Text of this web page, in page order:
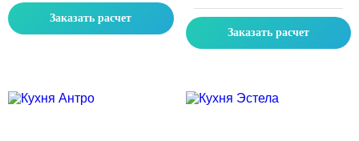
Заказать расчет
Заказать расчет